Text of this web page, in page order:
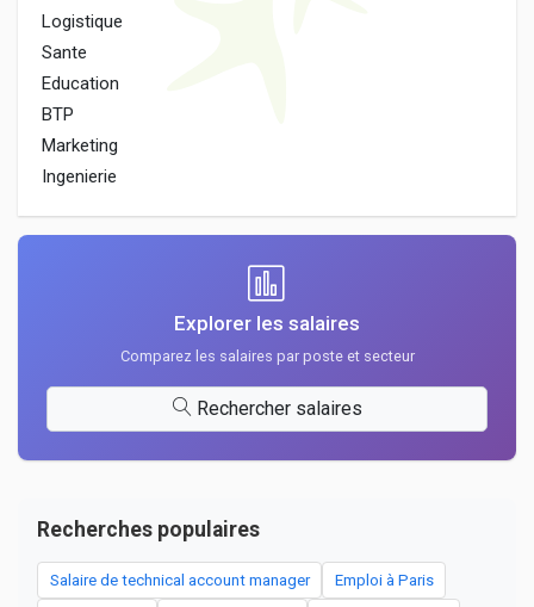
Logistique
Sante
Education
BTP
Marketing
Ingenierie
Explorer les salaires
Comparez les salaires par poste et secteur
Rechercher salaires
Recherches populaires
Salaire de technical account manager Emploi à Paris